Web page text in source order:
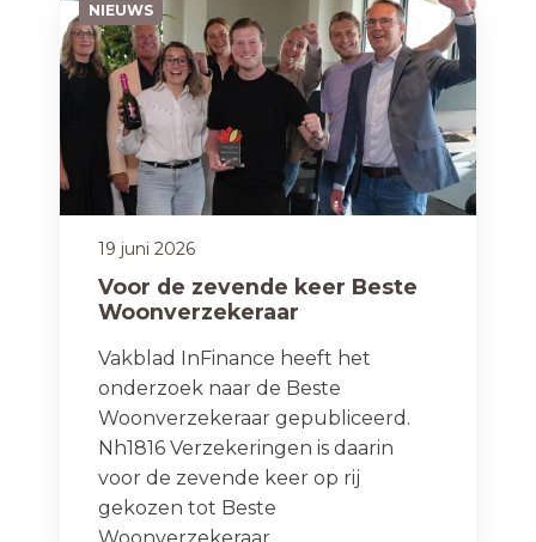
NIEUWS
19 juni 2026
Voor de zevende keer Beste
Woonverzekeraar
Vakblad InFinance heeft het
onderzoek naar de Beste
Woonverzekeraar gepubliceerd.
Nh1816 Verzekeringen is daarin
voor de zevende keer op rij
gekozen tot Beste